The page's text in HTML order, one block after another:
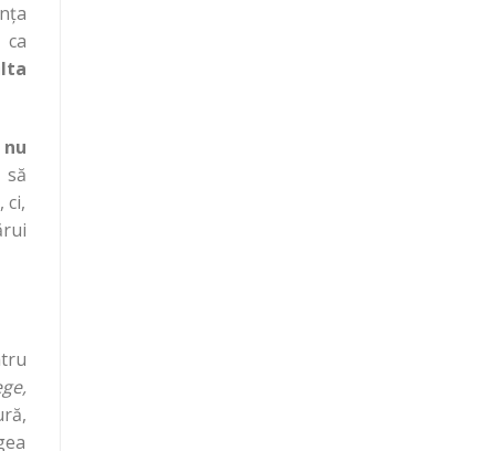
ca
nu
ci,